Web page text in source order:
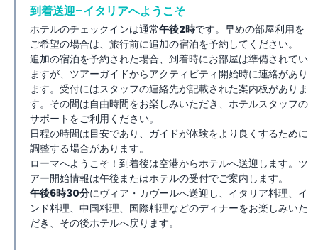
含まれるもの
利用規約
支払いポリシー
到着送迎–イタリアへようこそ
ホテルのチェックインは通常午後2時です。早めの部屋利用を
ご希望の場合は、旅行前に追加の宿泊を予約してください。
追加の宿泊を予約された場合、到着時にお部屋は準備されてい
ますが、ツアーガイドからアクティビティ開始時に連絡があり
ます。受付にはスタッフの連絡先が記載された案内板がありま
す。その間は自由時間をお楽しみいただき、ホテルスタッフの
サポートをご利用ください。
日程の時間は目安であり、ガイドが体験をより良くするために
調整する場合があります。
ローマへようこそ！到着後は空港からホテルへ送迎します。ツ
アー開始情報は午後またはホテルの受付でご案内します。
午後6時30分にヴィア・カヴールへ送迎し、イタリア料理、イ
ンド料理、中国料理、国際料理などのディナーをお楽しみいた
だき、その後ホテルへ戻ります。